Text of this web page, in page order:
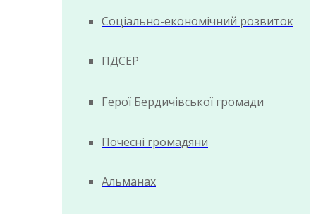
Соціально-економічний розвиток
ПДСЕР
Герої Бердичівської громади
Почесні громадяни
Альманах